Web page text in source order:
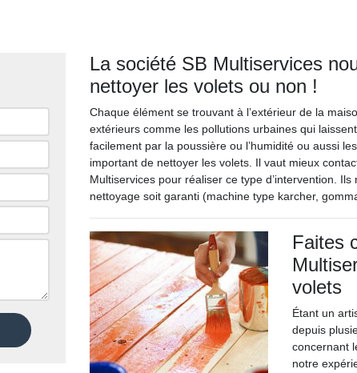
La société SB Multiservices
nettoyer les volets ou non !
Chaque élément se trouvant à l’extérieur de la
extérieurs comme les pollutions urbaines qui
facilement par la poussière ou l’humidité ou aussi
important de nettoyer les volets. Il vaut mieux
Multiservices pour réaliser ce type d’intervention.
nettoyage soit garanti (machine type karcher,
Faites
volets
Étant un
depuis
concernant
notre